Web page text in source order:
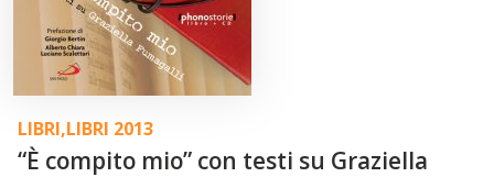
LIBRI,LIBRI 2013
“È compito mio” con testi su Graziella